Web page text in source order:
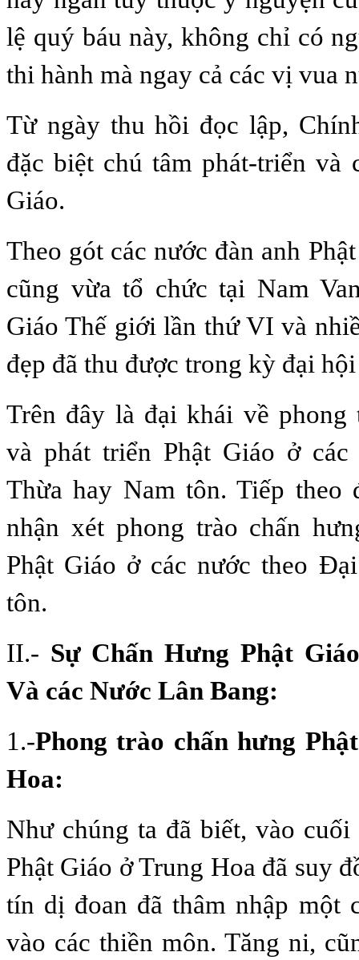
lệ quý báu này, không chỉ có
thi hành mà ngay cả các vị vua
Từ ngày thu hồi đọc lập,
đặc biệt chú tâm phát-triển và
Giáo.
Theo gót các nước đàn anh
cũng vừa tổ chức tại Nam
Giáo Thế giới lần thứ VI và
đẹp đã thu được trong kỳ đại
Trên đây là đại khái về phong
và phát triển Phật Giáo ở các
Thừa hay Nam tôn. Tiếp theo
nhận xét phong trào chấn
Phật Giáo ở các nước theo
tôn.
II.- Sự Chấn Hưng Phật
Và các Nước Lân Bang:
1.-Phong trào chấn hưng
Hoa:
Như chúng ta đã biết, vào cuối
Phật Giáo ở Trung Hoa đã suy
tín dị đoan đã thâm nhập một
vào các thiền môn. Tăng ni,